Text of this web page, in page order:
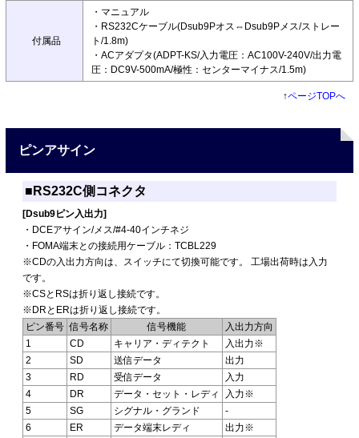
付属品
・マニュアル
・RS232Cケーブル(Dsub9Pオス⇔Dsub9Pメス/ストレー
ト/1.8m)
・ACアダプタ(ADPT-KS/入力電圧：AC100V-240V/出力電
圧：DC9V-500mA/極性：センターマイナス/1.5m)
↑ページTOPへ
ピンアサイン
■RS232C側コネクタ
[Dsub9ピン入出力]
・DCEアサイン/メス/#4-40インチネジ
・FOMA端末との接続用ケーブル：TCBL229
※CDの入出力方向は、スイッチにて切換可能です。 工場出荷時は入力
です。
※CSとRSは折り返し接続です。
※DRとERは折り返し接続です。
ピン番号 信号名称 信号機能
入出力方向
1
CD キャリア・ディテクト
入出力※
2
SD 送信データ
出力
3
RD 受信データ
入力
4
DR データ・セット・レディ
入力※
5
SG シグナル・グランド
-
6
ER データ端末レディ
出力※